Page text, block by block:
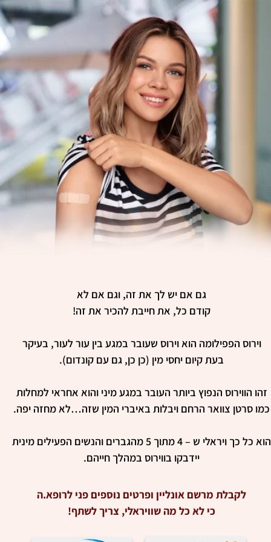
גם אם יש לך את זה, וגם אם לא
קודם כל, את חייבת להכיר את זה!
וירוס הפפילומה הוא וירוס שעובר במגע בין עור לעור, בעיקר
בעת קיום יחסי מין (כן כן, גם עם קונדום).
זהו הווירוס הנפוץ ביותר העובר במגע מיני והוא אחראי למחלות
כמו סרטן צוואר הרחם ויבלות באיברי המין שזה…לא מחזה יפה.
הוא כל כך ויראלי ש – 4 מתוך 5 מהגברים והנשים הפעילים מינית
יידבקו בווירוס במהלך חייהם.
לקבלת מרשם אונליין ופרטים נוספים פני לרופא.ה
כי לא כל מה שוויראלי, צריך לשתף!